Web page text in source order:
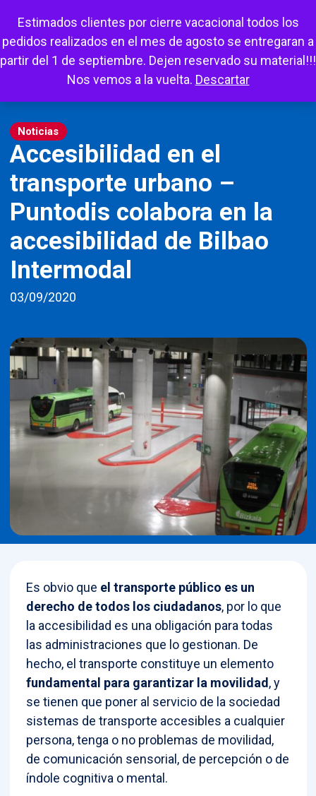
Estimados clientes por cierre vacacional todos los
pedidos realizados en el mes de agosto se entregaran a
partir del 1 de septiembre. Dejen reservado su material!!!
Nos vemos a la vuelta. Descartar
Mi cuenta Carrito Favoritos Escuchar
Noticias
Accesibilidad en el
transporte urbano –
Puntodis colabora en la
accesibilidad de Bilbao
Intermodal
03/09/2020
Es obvio que el transporte público es un
derecho de todos los ciudadanos, por lo que
la accesibilidad es una obligación para todas
las administraciones que lo gestionan. De
hecho, el transporte constituye un elemento
fundamental para garantizar la movilidad, y
se tienen que poner al servicio de la sociedad
sistemas de transporte accesibles a cualquier
persona, tenga o no problemas de movilidad,
de comunicación sensorial, de percepción o de
índole cognitiva o mental.